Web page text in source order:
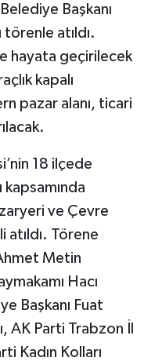
Başkanı
törenle atıldı.
hayata geçirilecek
kapalı
pazar alanı, ticari
18 ilçede
kapsamında
ve Çevre
atıldı. Törene
Metin
Hacı
Başkanı Fuat
AK Parti Trabzon İl
Kadın Kolları